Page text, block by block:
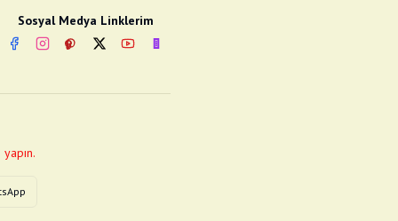
Sosyal Medya Linklerim
FacebookInstagram
PinterestTwitterYouTubenextsosyal